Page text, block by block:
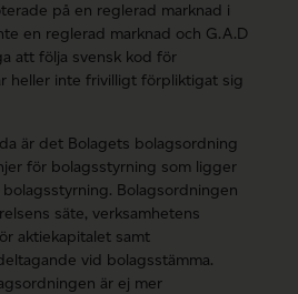
på en reglerad marknad i
en reglerad marknad och G.A.D
att följa svensk kod för
heller inte frivilligt förpliktigat sig
är det Bolagets bolagsordning
för bolagsstyrning som ligger
Bolagsordningen
säte, verksamhetens
aktiekapitalet samt
vid bolagsstämma.
är ej mer